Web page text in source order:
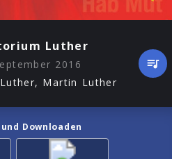
Luther
2016
Martin Luther
Downloaden